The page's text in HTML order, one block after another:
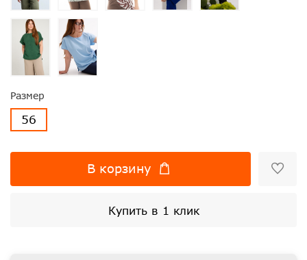
Размер
56
В корзину
Купить в 1 клик